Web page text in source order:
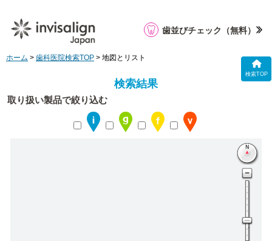
検索TOP
歯並びチェック （無料）
ホーム > 歯科医院検索TOP > 地図とリスト
検索結果
取り扱い製品で絞り込む